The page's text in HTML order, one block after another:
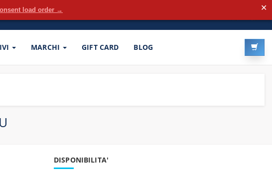
load order →
✕
MARCHI GIFT CARD BLOG
DISPONIBILITA'